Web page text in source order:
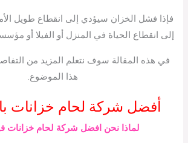
فإذا فشل الخزان سيؤدي إلى انقطاع طويل
إلى انقطاع الحياة في المنزل أو الفيلا أو
في هذه المقالة سوف نتعلم المزيد من
هذا الموضوع.
أفضل شركة لحام خزانات
لماذا نحن افضل شركة لحام خزانات